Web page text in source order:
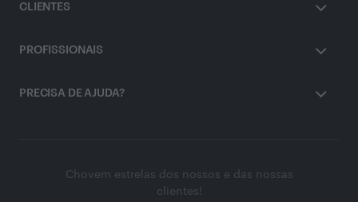
CLIENTES
PROFISSIONAIS
PRECISA DE AJUDA?
Chovem estrelas dos nossos e das nossas
clientes!